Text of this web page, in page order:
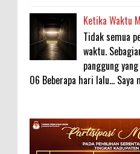
Ketika Waktu
Tidak semua
waktu.
panggung
06 Beberapa hari lalu... Saya